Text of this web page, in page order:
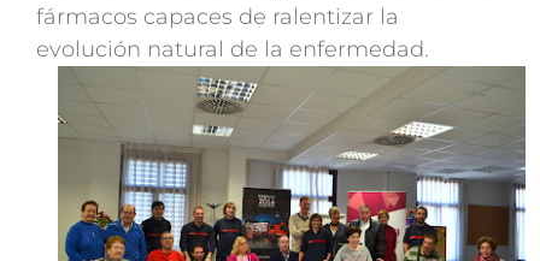
fármacos capaces de ralentizar la
evolución natural de la enfermedad.